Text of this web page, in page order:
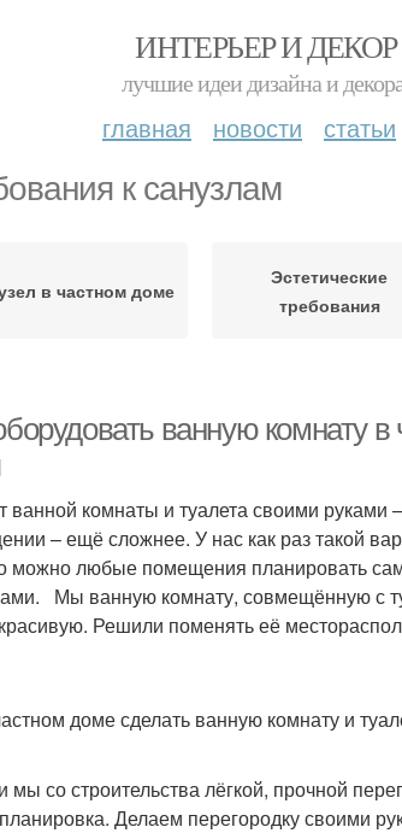
ИНТЕРЬЕР И ДЕКОР
лучшие идеи дизайна и
главная новости статьи
к санузлам
в частном доме
Эстетические
требования
ванную комнату
ванной комнаты и туалета своими руками
– ещё сложнее. У нас как раз такой
можно любые помещения планировать
Мы ванную комнату, совмещённую с
Решили поменять её
доме сделать ванную комнату и
мы со строительства лёгкой, прочной
Делаем перегородку своими